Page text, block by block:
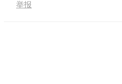
举报